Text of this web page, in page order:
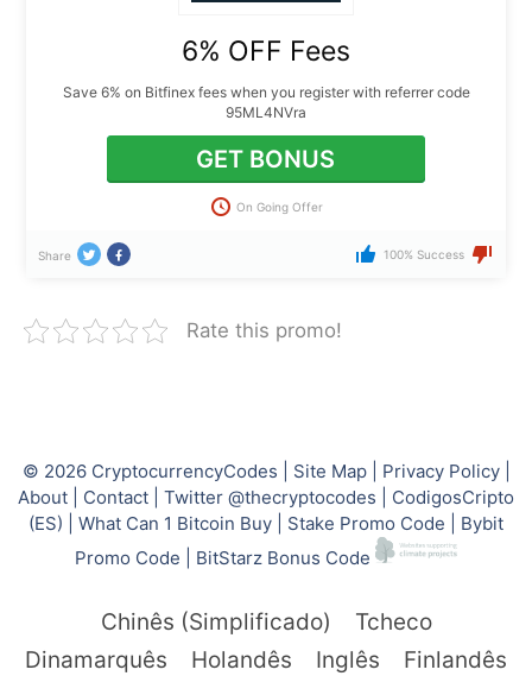
6% OFF Fees
Save 6% on Bitfinex fees when you register with referrer code
95ML4NVra
GET BONUS
On Going Offer
Share 100% Success
Rate this promo!
© 2026 CryptocurrencyCodes Site Map| Privacy Policy|
About
Contact Twitter @thecryptocodes
CodigosCripto
(ES)
What Can 1 Bitcoin Buy Stake Promo Code
Bybit
Promo Code
BitStarz Bonus Code
Chinês (Simplificado)
Tcheco
Dinamarquês
Holandês Inglês Finlandês